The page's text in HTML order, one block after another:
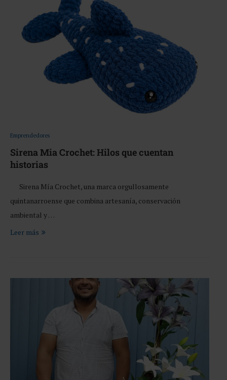
Emprendedores
Sirena Mia Crochet: Hilos que cuentan
historias
Sirena Mía Crochet, una marca orgullosamente
quintanarroense que combina artesanía, conservación
ambiental y …
Leer más